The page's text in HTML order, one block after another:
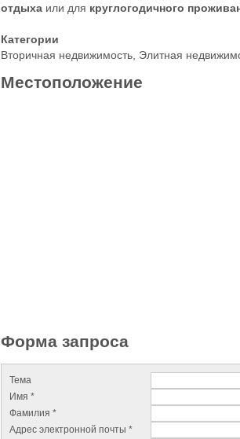
отдыха или для круглогодичного
Категории
Вторичная недвижимость Элитная
Местоположение
Форма запроса
Тема
Имя *
Фамилия *
Адрес электронной почты *